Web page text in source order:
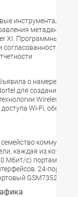
инструментальные
метаданными
XI. Программные
согласованность
о намерении
для создания в
Wireless
Wi-Fi,
каждая из которых
Мбит/с) портами и
24-
GSM7352S